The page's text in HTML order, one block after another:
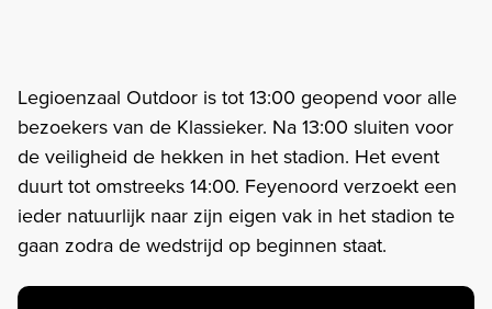
Legioenzaal Outdoor is tot 13:00 geopend voor alle
bezoekers van de Klassieker. Na 13:00 sluiten voor
de veiligheid de hekken in het stadion. Het event
duurt tot omstreeks 14:00. Feyenoord verzoekt een
ieder natuurlijk naar zijn eigen vak in het stadion te
gaan zodra de wedstrijd op beginnen staat.